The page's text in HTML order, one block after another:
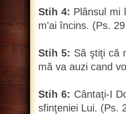
Stih 4: Plânsul mi
m'ai încins. (Ps.
Stih 5: Să ştiţi că
mă va auzi cand
Stih 6: Cântaţi-I
sfinţeniei Lui. (Ps.